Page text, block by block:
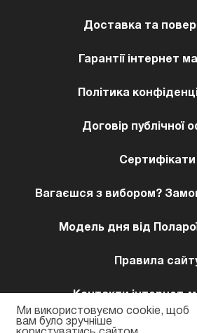
Доставка та
Гарантії інтернет
Політика
Договір публічної
Сертифікати
Вагаєшся з вибором?
Модель дня від
Правила
Контакти інтернет-
Ми використовуємо cookie, щоб
вам було зручніше